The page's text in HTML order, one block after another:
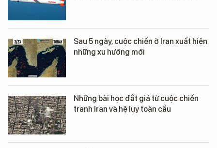
Sau 5 ngày, cuộc chiến ở Iran xuất hiện
những xu hướng mới
Những bài học đắt giá từ cuộc chiến
tranh Iran và hệ lụy toàn cầu